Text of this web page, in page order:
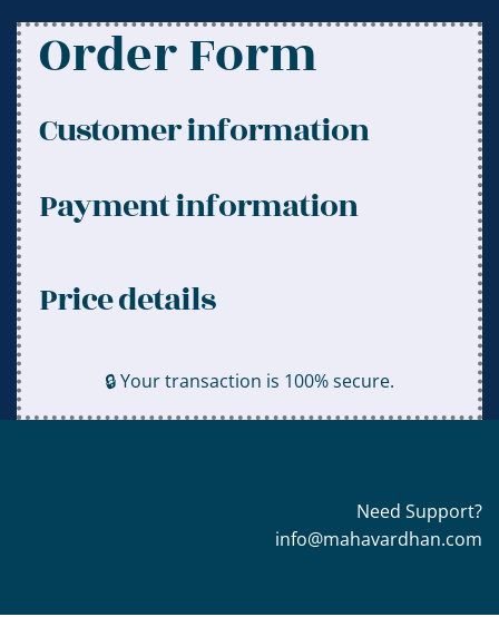
Order Form
Customer information
Payment information
Price details
🔒 Your transaction is 100% secure.
Need Support?
info@mahavardhan.com